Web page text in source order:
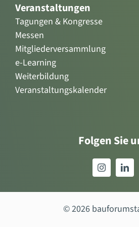
Veranstaltungen
Tagungen & Kongresse
Messen
Mitgliederversammlung
e-Learning
Weiterbildung
Veranstaltungskalender
Folgen Sie
© 2026